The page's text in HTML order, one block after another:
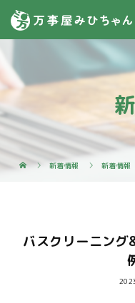
新着情報 新着情報
バスクリーニング